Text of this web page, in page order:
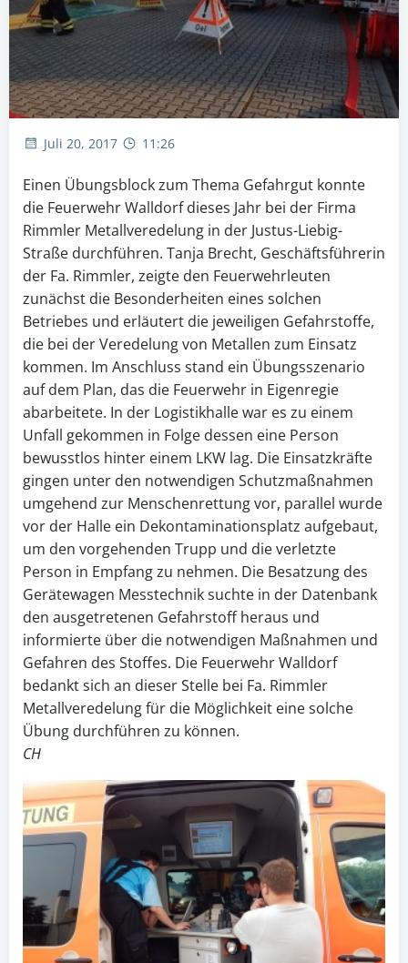
Juli 20, 2017 11:26
Einen Übungsblock zum Thema Gefahrgut konnte
die Feuerwehr Walldorf dieses Jahr bei der Firma
Rimmler Metallveredelung in der Justus-Liebig-
Straße durchführen. Tanja Brecht, Geschäftsführerin
der Fa. Rimmler, zeigte den Feuerwehrleuten
zunächst die Besonderheiten eines solchen
Betriebes und erläutert die jeweiligen Gefahrstoffe,
die bei der Veredelung von Metallen zum Einsatz
kommen. Im Anschluss stand ein Übungsszenario
auf dem Plan, das die Feuerwehr in Eigenregie
abarbeitete. In der Logistikhalle war es zu einem
Unfall gekommen in Folge dessen eine Person
bewusstlos hinter einem LKW lag. Die Einsatzkräfte
gingen unter den notwendigen Schutzmaßnahmen
umgehend zur Menschenrettung vor, parallel wurde
vor der Halle ein Dekontaminationsplatz aufgebaut,
um den vorgehenden Trupp und die verletzte
Person in Empfang zu nehmen. Die Besatzung des
Gerätewagen Messtechnik suchte in der Datenbank
den ausgetretenen Gefahrstoff heraus und
informierte über die notwendigen Maßnahmen und
Gefahren des Stoffes. Die Feuerwehr Walldorf
bedankt sich an dieser Stelle bei Fa. Rimmler
Metallveredelung für die Möglichkeit eine solche
Übung durchführen zu können.
CH